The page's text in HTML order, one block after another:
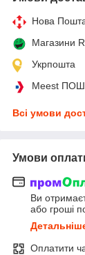
Нова
Магазини
Укрпошта
Meest
Всі умови
Умови
Ви
або гроші
Оплатити